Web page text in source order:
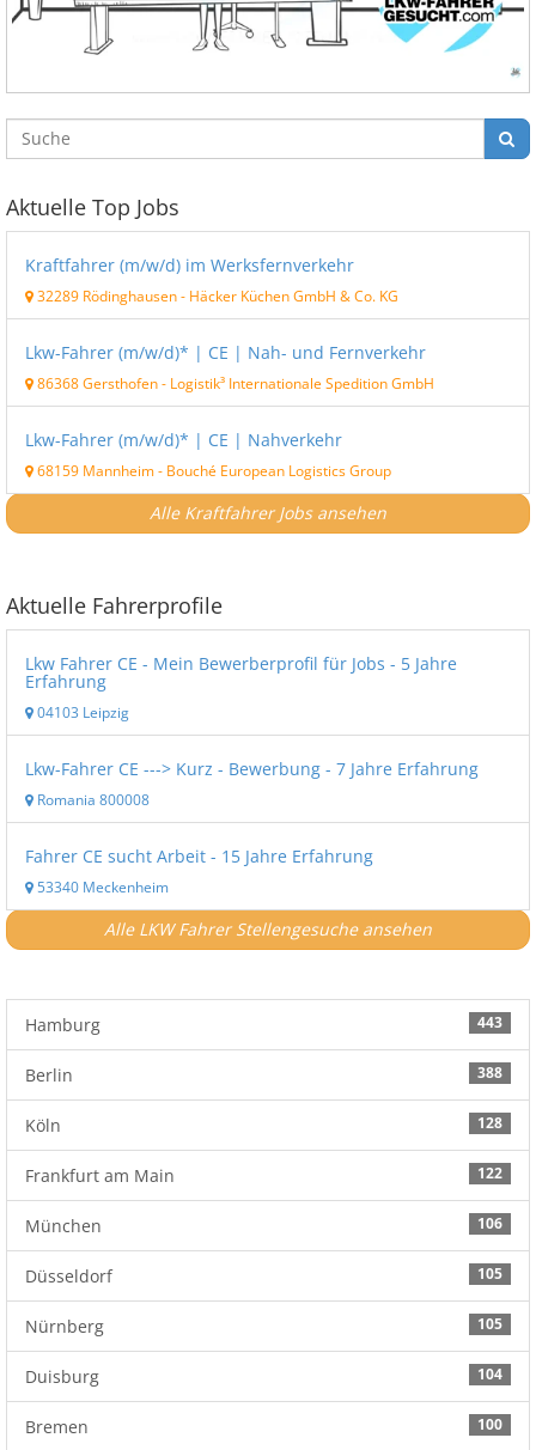
Aktuelle Top Jobs
Kraftfahrer (m/w/d) im Werksfernverkehr
32289 Rödinghausen- Häcker Küchen GmbH & Co. KG
Lkw-Fahrer (m/w/d)* | CE | Nah- und Fernverkehr
86368 Gersthofen- Logistik³ Internationale Spedition GmbH
Lkw-Fahrer (m/w/d)* | CE | Nahverkehr
68159 Mannheim- Bouché European Logistics Group
Alle Kraftfahrer Jobs ansehen
Aktuelle Fahrerprofile
Lkw Fahrer CE - Mein Bewerberprofil für Jobs - 5 Jahre
Erfahrung
04103 Leipzig
Lkw-Fahrer CE ---> Kurz - Bewerbung - 7 Jahre Erfahrung
Romania 800008
Fahrer CE sucht Arbeit - 15 Jahre Erfahrung
53340 Meckenheim
Alle LKW Fahrer Stellengesuche ansehen
443
Hamburg
388
Berlin
128
Köln
122
Frankfurt am Main
106
München
105
Düsseldorf
105
Nürnberg
104
Duisburg
100
Bremen